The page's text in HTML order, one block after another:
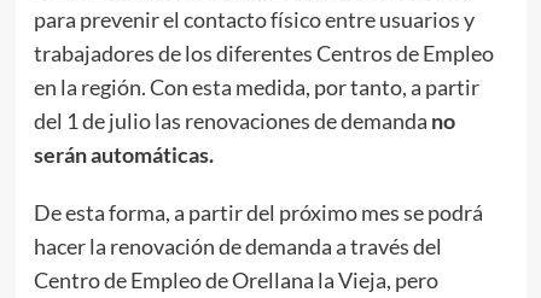
para prevenir el contacto físico entre usuarios y
trabajadores de los diferentes Centros de Empleo
en la región. Con esta medida, por tanto, a partir
del 1 de julio las renovaciones de demanda no
serán automáticas.
De esta forma, a partir del próximo mes se podrá
hacer la renovación de demanda a través del
Centro de Empleo de Orellana la Vieja, pero